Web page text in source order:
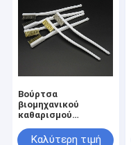
Βούρτσα
βιομηχανικού
καθαρισμού
συρματόπλεγματος
Καλύτερη τιμή